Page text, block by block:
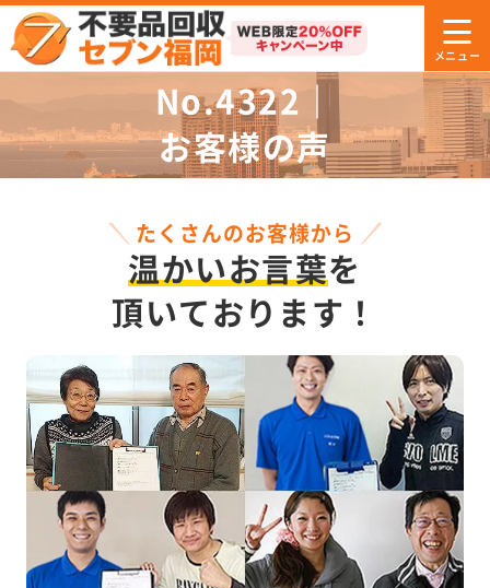
No.4322｜
お客様の声
たくさんのお客様から
温かいお言葉を
頂いております！